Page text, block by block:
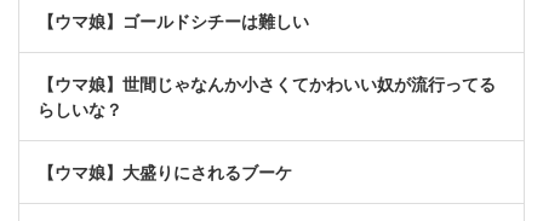
【ウマ娘】ゴールドシチーは難しい
【ウマ娘】世間じゃなんか小さくてかわいい奴が流行ってる
らしいな？
【ウマ娘】大盛りにされるブーケ